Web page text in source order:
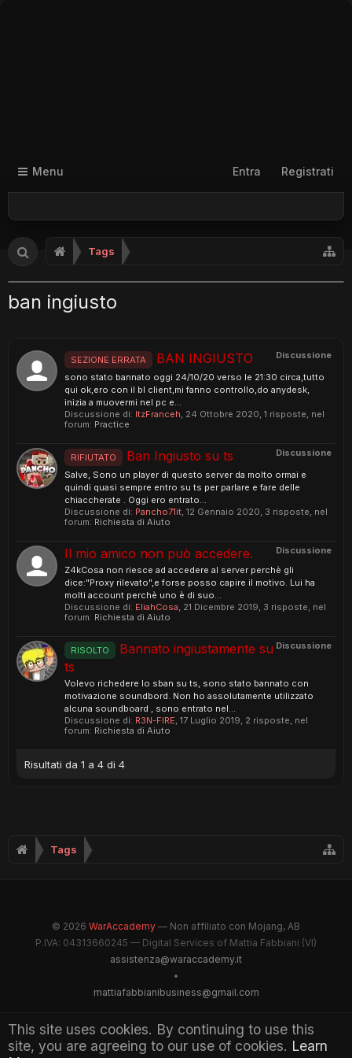
Menu Entra Registrati
Tags
This site uses cookies. By continuing to use this
site, you are agreeing to our use of cookies. Learn
ban ingiusto
Discussione
SEZIONE ERRATA BAN INGIUSTO
sono stato bannato oggi 24/10/20 verso le 21:30 circa,tutto
qui ok,ero con il bl client,mi fanno controllo,do anydesk,
inizia a muovermi nel pc e...
Discussione di: ItzFranceh, 24 Ottobre 2020, 1 risposte, nel
forum: Practice
Discussione
RIFIUTATO Ban Ingiusto su ts
Salve, Sono un player di questo server da molto ormai e
quindi quasi sempre entro su ts per parlare e fare delle
chiaccherate . Oggi ero entrato...
Discussione di: Pancho71it, 12 Gennaio 2020, 3 risposte, nel
forum: Richiesta di Aiuto
Discussione
Il mio amico non può accedere.
Z4kCosa non riesce ad accedere al server perchè gli
dice:"Proxy rilevato",e forse posso capire il motivo. Lui ha
molti account perchè uno è di suo...
Discussione di: EliahCosa, 21 Dicembre 2019, 3 risposte, nel
forum: Richiesta di Aiuto
Discussione
RISOLTO
Bannato ingiustamente su
ts
Volevo richedere lo sban su ts, sono stato bannato con
motivazione soundbord. Non ho assolutamente utilizzato
alcuna soundboard , sono entrato nel...
Discussione di: R3N-FIRE, 17 Luglio 2019, 2 risposte, nel
forum: Richiesta di Aiuto
Risultati da 1 a 4 di 4
Tags
© 2026 WarAccademy — Non affiliato con Mojang, AB
P.IVA: 04313660245 — Digital Services of Mattia Fabbiani (VI)
assistenza@waraccademy.it
•
mattiafabbianibusiness@gmail.com
@GhostFabbyz
Maintained by WarAccademy Administrators